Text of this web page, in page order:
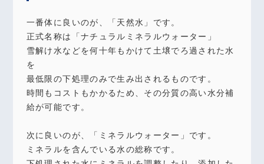
一番体に良いのが、「天然水」です。
正式名称は「ナチュラルミネラルウォーター」
雪解け水などを何十年もかけて土壌でろ過された水
を
最低限の下処理のみで生み出されるものです。
時間もコストもかかるため、その分質の高い水分補
給が可能です。
次に良いのが、「ミネラルウォーター」です。
ミネラルを含んでいる水の総称です。